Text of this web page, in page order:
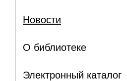
Новости
О библиотеке
Электронный каталог